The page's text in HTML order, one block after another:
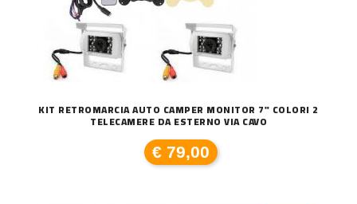
KIT RETROMARCIA AUTO CAMPER MONITOR 7" COLORI 2
TELECAMERE DA ESTERNO VIA CAVO
€ 79,00